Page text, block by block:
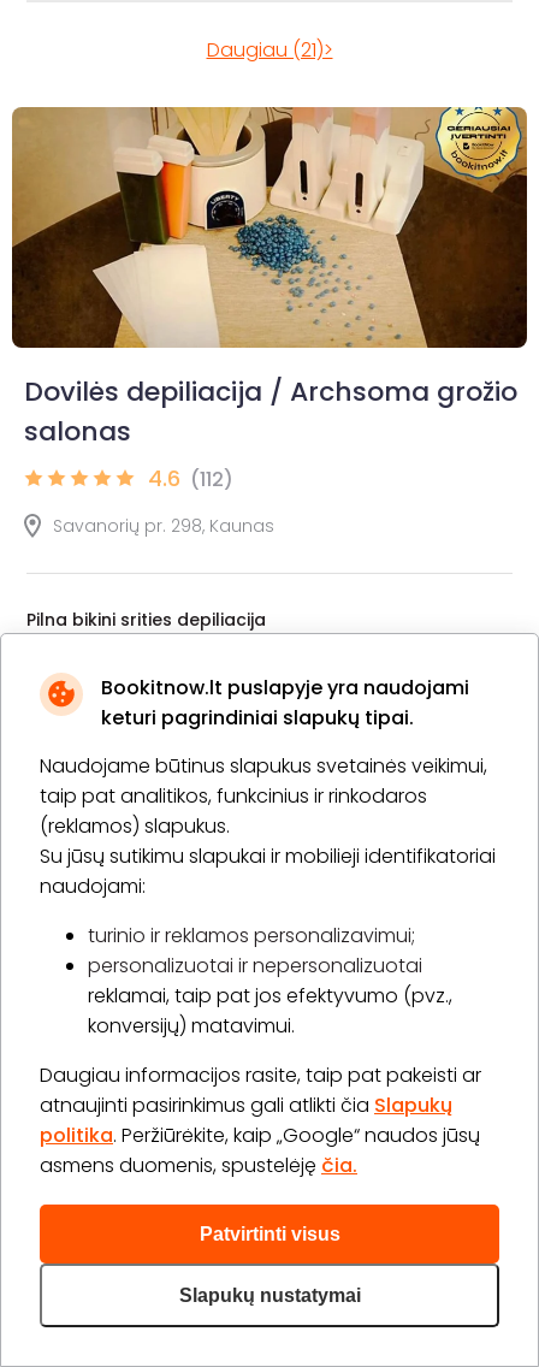
Bookitnow.lt puslapyje yra naudojami
keturi pagrindiniai slapukų tipai.
Naudojame būtinus slapukus svetainės veikimui,
taip pat analitikos, funkcinius ir rinkodaros
(reklamos) slapukus.
Su jūsų sutikimu slapukai ir mobilieji identifikatoriai
naudojami:
turinio ir reklamos personalizavimui;
personalizuotai ir nepersonalizuotai
reklamai, taip pat jos efektyvumo (pvz.,
konversijų) matavimui.
Daugiau informacijos rasite, taip pat pakeisti ar
atnaujinti pasirinkimus gali atlikti čia Slapukų
politika. Peržiūrėkite, kaip „Google“ naudos jūsų
asmens duomenis, spustelėję čia.
Patvirtinti visus
Slapukų nustatymai
Daugiau (21)>
Dovilės depiliacija / Archsoma grožio
salonas
4.6 (112)
Savanorių pr. 298, Kaunas
Pilna bikini srities depiliacija
Laiko rezervavimas
Depiliacija (bikini + kojos + pažastys)
1 val.
1 asm.
Laiko rezervavimas
30,00 €
Apie paslaugą
Kojų depiliacija
Laiko rezervavimas
15,00 €
Apie paslaugą Pirkti
Daugiau (9)>